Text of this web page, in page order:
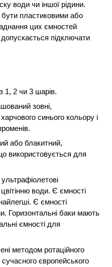
води чи іншої рідини.
пластиковими або
цих ємностей
підключати
1, 2 чи 3 шарів.
зовні,
синього кольору і
або блакитний,
використовується для
води. Є ємності
Є ємності
Горизонтальні баки мають
ємності для
методом ротаційного
європейського